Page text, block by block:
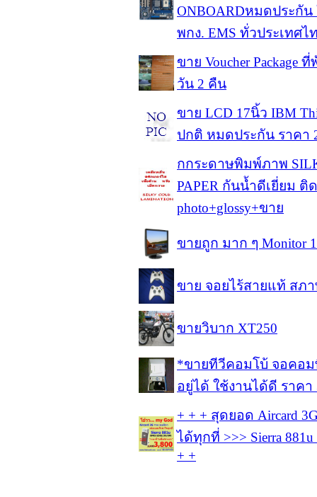
ONBOARDหมดประกั
พกง. EMS ทั่วประเทศ
ขาย Voucher Package
วัน 2 คืน
ขาย LCD 17นิ้ว IBM
ปกติ หมดประกัน ราคา
กกระดาษพิมพ์ภาพ
PAPER กันน้ำดีเยี่ยม ติ
photo+glossy+ขาย
ขายถูก มาก ๆ Monitor
ขาย จอยไร้สายแท้ สภา
ขายวิบาก XT250
*ขายทีวีคอมโบ้ จอคอม
อยู่ได้ ใช้งานได้ดี ราคา
+ + + สุดยอด Aircard
ได้ทุกที่ >>> Sierra
+ +